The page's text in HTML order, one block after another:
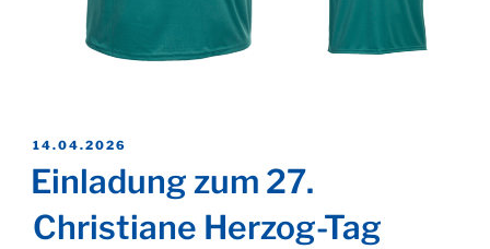
VERÖFFENTLICHT
14.04.2026
Einladung zum 27.
Christiane Herzog-Tag